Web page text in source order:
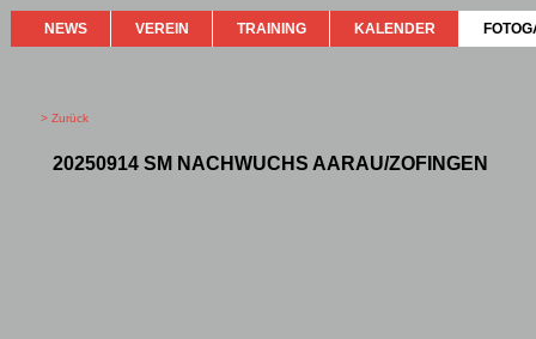
NEWS VEREIN TRAINING KALENDER
> Zurück
20250914 SM NACHWUCHS AARAU/ZOFINGEN